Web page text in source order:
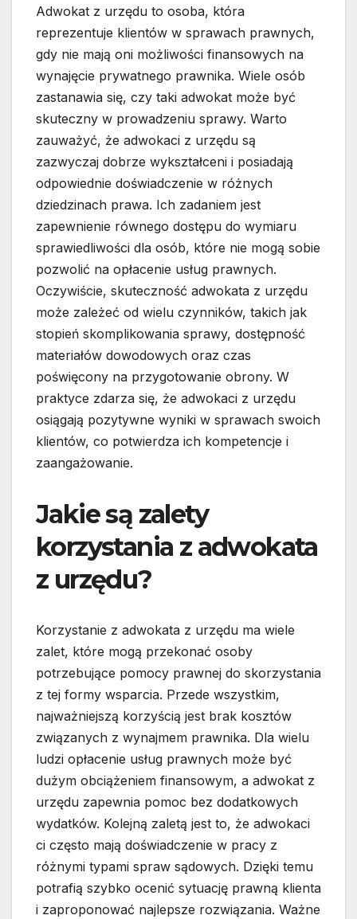
Adwokat z urzędu to osoba, która
reprezentuje klientów w sprawach prawnych,
gdy nie mają oni możliwości finansowych na
wynajęcie prywatnego prawnika. Wiele osób
zastanawia się, czy taki adwokat może być
skuteczny w prowadzeniu sprawy. Warto
zauważyć, że adwokaci z urzędu są
zazwyczaj dobrze wykształceni i posiadają
odpowiednie doświadczenie w różnych
dziedzinach prawa. Ich zadaniem jest
zapewnienie równego dostępu do wymiaru
sprawiedliwości dla osób, które nie mogą sobie
pozwolić na opłacenie usług prawnych.
Oczywiście, skuteczność adwokata z urzędu
może zależeć od wielu czynników, takich jak
stopień skomplikowania sprawy, dostępność
materiałów dowodowych oraz czas
poświęcony na przygotowanie obrony. W
praktyce zdarza się, że adwokaci z urzędu
osiągają pozytywne wyniki w sprawach swoich
klientów, co potwierdza ich kompetencje i
zaangażowanie.
Jakie są zalety
korzystania z adwokata
z urzędu?
Korzystanie z adwokata z urzędu ma wiele
zalet, które mogą przekonać osoby
potrzebujące pomocy prawnej do skorzystania
z tej formy wsparcia. Przede wszystkim,
najważniejszą korzyścią jest brak kosztów
związanych z wynajmem prawnika. Dla wielu
ludzi opłacenie usług prawnych może być
dużym obciążeniem finansowym, a adwokat z
urzędu zapewnia pomoc bez dodatkowych
wydatków. Kolejną zaletą jest to, że adwokaci
ci często mają doświadczenie w pracy z
różnymi typami spraw sądowych. Dzięki temu
potrafią szybko ocenić sytuację prawną klienta
i zaproponować najlepsze rozwiązania. Ważne